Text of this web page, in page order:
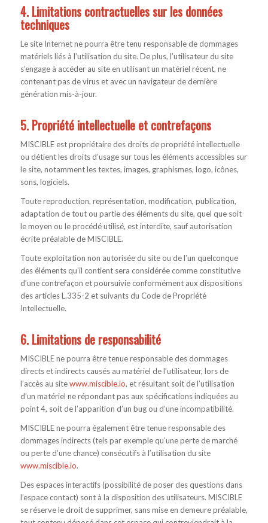
4. Limitations contractuelles sur les données
techniques
Le site Internet ne pourra être tenu responsable de dommages
matériels liés à l’utilisation du site. De plus, l’utilisateur du site
s’engage à accéder au site en utilisant un matériel récent, ne
contenant pas de virus et avec un navigateur de dernière
génération mis-à-jour.
5. Propriété intellectuelle et contrefaçons
MISCIBLE est propriétaire des droits de propriété intellectuelle
ou détient les droits d’usage sur tous les éléments accessibles sur
le site, notamment les textes, images, graphismes, logo, icônes,
sons, logiciels.
Toute reproduction, représentation, modification, publication,
adaptation de tout ou partie des éléments du site, quel que soit
le moyen ou le procédé utilisé, est interdite, sauf autorisation
écrite préalable de MISCIBLE.
Toute exploitation non autorisée du site ou de l’un quelconque
des éléments qu’il contient sera considérée comme constitutive
d’une contrefaçon et poursuivie conformément aux dispositions
des articles L.335-2 et suivants du Code de Propriété
Intellectuelle.
6. Limitations de responsabilité
MISCIBLE ne pourra être tenue responsable des dommages
directs et indirects causés au matériel de l’utilisateur, lors de
l’accès au sitewww.miscible.io, et résultant soit de l’utilisation
d’un matériel ne répondant pas aux spécifications indiquées au
point 4, soit de l’apparition d’un bug ou d’une incompatibilité.
MISCIBLE ne pourra également être tenue responsable des
dommages indirects (tels par exemple qu’une perte de marché
ou perte d’une chance) consécutifs à l’utilisation du site
www.miscible.io.
Des espaces interactifs (possibilité de poser des questions dans
l’espace contact) sont à la disposition des utilisateurs. MISCIBLE
se réserve le droit de supprimer, sans mise en demeure préalable,